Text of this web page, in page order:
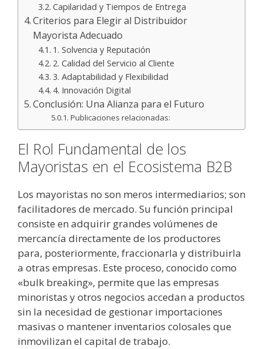
Capilaridad y Tiempos de Entrega
Criterios para Elegir al Distribuidor
Mayorista Adecuado
1. Solvencia y Reputación
2. Calidad del Servicio al Cliente
3. Adaptabilidad y Flexibilidad
4. Innovación Digital
Conclusión: Una Alianza para el Futuro
Publicaciones relacionadas:
El Rol Fundamental de los
Mayoristas en el Ecosistema B2B
Los mayoristas no son meros intermediarios; son
facilitadores de mercado. Su función principal
consiste en adquirir grandes volúmenes de
mercancía directamente de los productores
para, posteriormente, fraccionarla y distribuirla
a otras empresas. Este proceso, conocido como
«bulk breaking», permite que las empresas
minoristas y otros negocios accedan a productos
sin la necesidad de gestionar importaciones
masivas o mantener inventarios colosales que
inmovilizan el capital de trabajo.